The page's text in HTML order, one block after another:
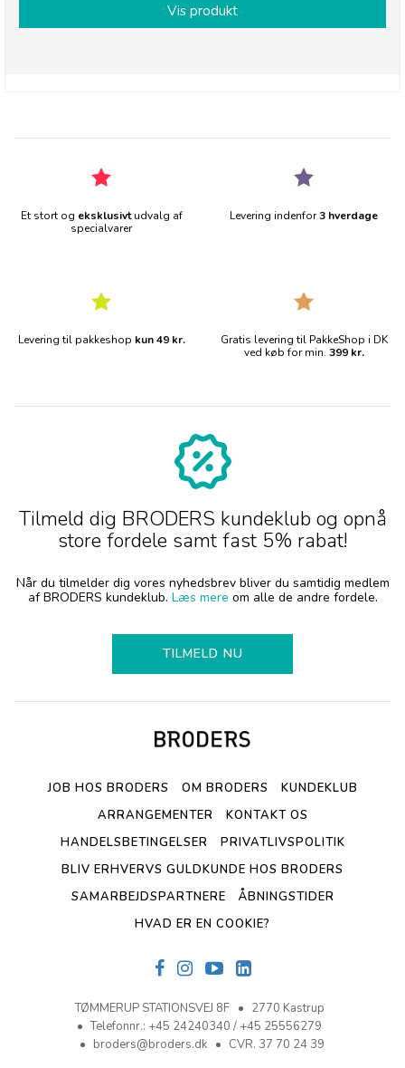
Vis produkt
Et stort og eksklusivtudvalg af
specialvarer
Levering indenfor3 hverdage
Levering til pakkeshop kun 49 kr.
Gratis levering til PakkeShop i DK
ved køb for min. 399 kr.
Tilmeld dig BRODERS kundeklub og opnå
store fordele samt fast 5% rabat!
Når du tilmelder dig vores nyhedsbrev bliver du samtidig medlem
af BRODERS kundeklub. Læs mere om alle de andre fordele.
TILMELD NU
JOB HOS BRODERS OM BRODERS
KUNDEKLUB
ARRANGEMENTER
KONTAKT OS
HANDELSBETINGELSER
PRIVATLIVSPOLITIK
BLIV ERHVERVS GULDKUNDE HOS BRODERS
SAMARBEJDSPARTNERE
ÅBNINGSTIDER
HVAD ER EN COOKIE?
TØMMERUP STATIONSVEJ 8F
2770 Kastrup
Telefonnr.: +45 24240340 / +45 25556279
broders@broders.dk
CVR. 37 70 24 39